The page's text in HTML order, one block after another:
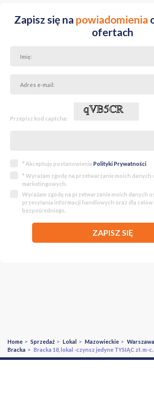
Zapisz się na powiadomienia
ofertach
Przepisz kod captcha:
* Akceptuję postanowienia Polityki Prywatności.
* Wyrażam zgodę na przetwarzanie moich danych
marketingowych.
Wyrażam zgodę na przetwarzanie moich danych
przesyłania informacji handlowych oraz dla
bezpośredniego.
ZAPISZ SIĘ
Home > Sprzedaż > Lokal > Mazowieckie > Warszawa
Bracka > Bracka 18, lokal -czynsz jedyne TYSIĄC zł. m-c.